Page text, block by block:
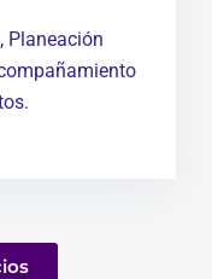
Planeación